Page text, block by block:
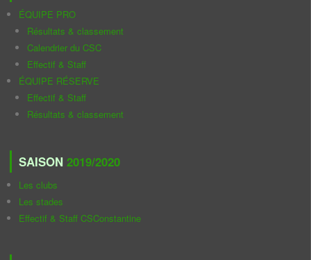
ÉQUIPE PRO
Résultats & classement
Calendrier du CSC
Effectif & Staff
ÉQUIPE RÉSERVE
Effectif & Staff
Résultats & classement
SAISON 2019/2020
Les clubs
Les stades
Effectif & Staff CSConstantine